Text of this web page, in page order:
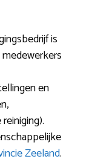
is
en
Zeeland.